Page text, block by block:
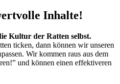
Inhalte!
Kultur der Ratten selbst.
ticken, dann können wir unseren
Wir kommen raus aus dem
und können einen effektiveren